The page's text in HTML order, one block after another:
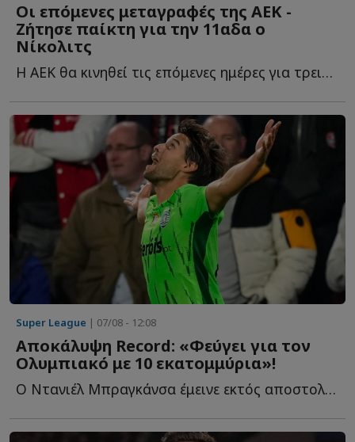
Οι επόμενες μεταγραφές της ΑΕΚ -
Ζήτησε παίκτη για την 11αδα ο
Νίκολιτς
Η ΑΕΚ θα κινηθεί τις επόμενες ημέρες για τρεις ακόμα π...
Super League | 07/08 - 12:08
Αποκάλυψη Record: «Φεύγει για τον
Ολυμπιακό με 10 εκατομμύρια»!
Ο Ντανιέλ Μπραγκάνσα έμεινε εκτός αποστολής στο τελευταίο π...